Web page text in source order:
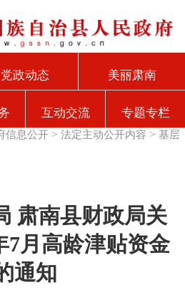
党政动态 美丽肃南
互动交流 专题专栏
信息公开 >法定主动公开内容 >基层
肃南县财政局关
7月高龄津贴资金
通知